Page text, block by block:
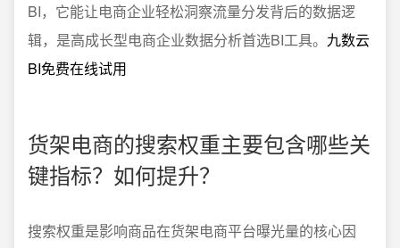
BI，它能让电商企业轻松洞察流量分发背后的数据逻
辑，是高成长型电商企业数据分析首选BI工具。 九数云
BI免费在线试用
货架电商的搜索权重主要包含哪些关
键指标？如何提升？
搜索权重是影响商品在货架电商平台曝光量的核心因